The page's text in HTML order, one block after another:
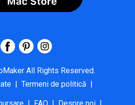
All Rights Reserved.
| Termeni de politică |